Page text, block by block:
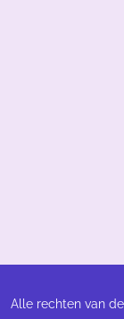
Alle rechten van